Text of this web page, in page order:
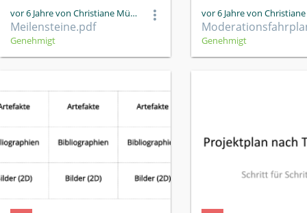
vor 6 Jahre von Christiane Müller
Meilensteine.pdf
Genehmigt Genehmigt